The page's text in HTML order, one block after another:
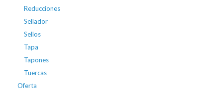
Reducciones
Sellador
Sellos
Tapa
Tapones
Tuercas
Oferta